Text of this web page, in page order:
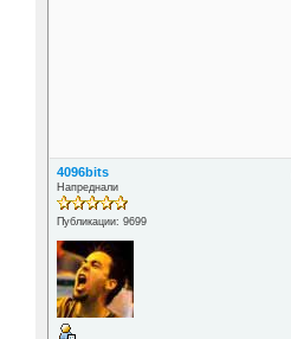
4096bits
Напреднали
Публикации: 9699